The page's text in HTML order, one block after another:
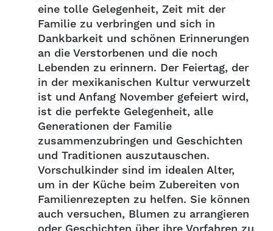
eine tolle Gelegenheit, Zeit mit der
Familie zu verbringen und sich in
Dankbarkeit und schönen Erinnerungen
an die Verstorbenen und die noch
Lebenden zu erinnern. Der Feiertag, der
in der mexikanischen Kultur verwurzelt
ist und Anfang November gefeiert wird,
ist die perfekte Gelegenheit, alle
Generationen der Familie
zusammenzubringen und Geschichten
und Traditionen auszutauschen.
Vorschulkinder sind im idealen Alter,
um in der Küche beim Zubereiten von
Familienrezepten zu helfen. Sie können
auch versuchen, Blumen zu arrangieren